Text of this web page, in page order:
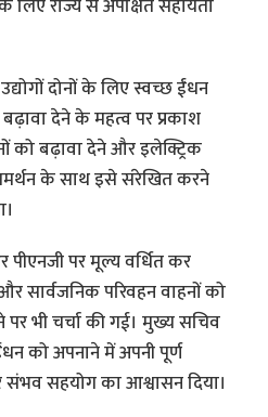
राज्य से अपेक्षित सहायता
दोनों के लिए स्वच्छ ईंधन
देने के महत्व पर प्रकाश
को बढ़ावा देने और इलेक्ट्रिक
के साथ इसे संरेखित करने
पर मूल्य वर्धित कर
सार्वजनिक परिवहन वाहनों को
भी चर्चा की गई। मुख्य सचिव
को अपनाने में अपनी पूर्ण
संभव सहयोग का आश्वासन दिया।